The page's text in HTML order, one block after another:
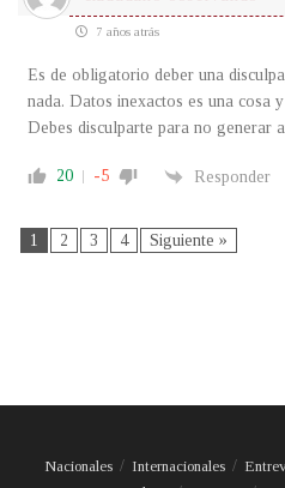
7 años atrás
Es de obligatorio deber una
nada. Datos inexactos es una cosa
Debes disculparte para no generar
20 -5 Responder
1 2 3 4 Siguiente »
Nacionales Internacionales